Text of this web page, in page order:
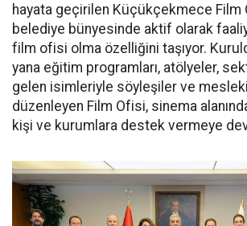
hayata geçirilen Küçükçekmece Film
belediye bünyesinde aktif olarak
film ofisi olma özelliğini taşıyor.
yana eğitim programları, atölyeler,
gelen isimleriyle söyleşiler ve
düzenleyen Film Ofisi, sinema
kişi ve kurumlara destek vermeye